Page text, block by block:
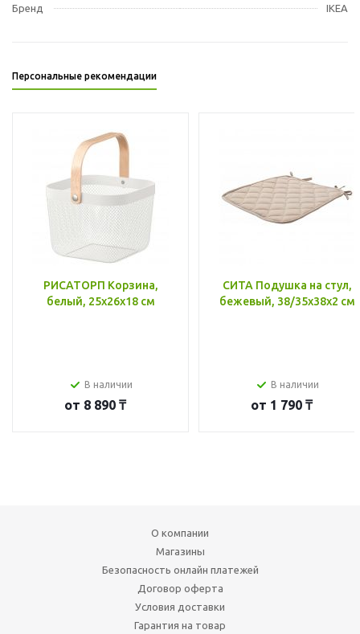
Бренд IKEA
Персональные рекомендации
РИСАТОРП Корзина,
белый, 25x26x18 см
В наличии
от 8 890 ₸
СИТА Подушка на стул,
бежевый, 38/35x38x2 см
В наличии
от 1 790 ₸
О компании
Магазины
Безопасность онлайн платежей
Договор оферта
Условия доставки
Гарантия на товар